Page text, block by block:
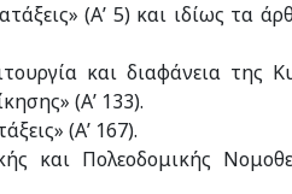
(Α’ 5) και ιδίως τα
και διαφάνεια της
(Α’ 133).
(Α’ 167).
και Πολεοδομικής